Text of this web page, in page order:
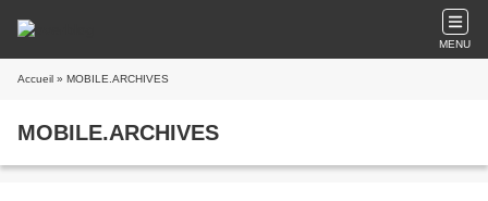
MENU
Accueil » MOBILE.ARCHIVES
MOBILE.ARCHIVES